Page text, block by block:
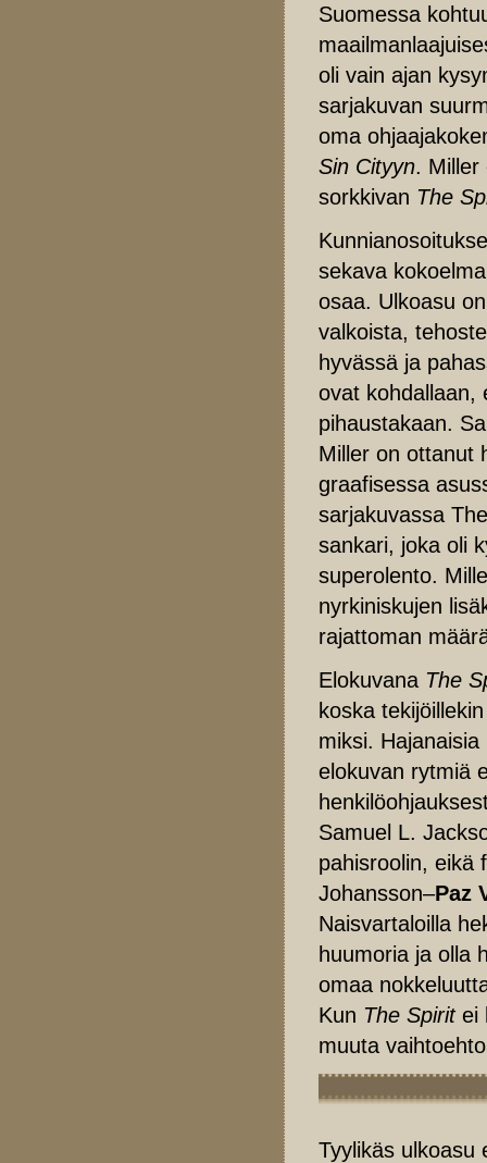
Suomessa
oli vain ajan
sarjakuvan
oma
Sin Cityyn. Miller
sorkkivan The
sekava
osaa. Ulkoasu
valkoista,
hyvässä ja
ovat kohdallaan,
pihaustakaan.
Miller on ottanut
graafisessa
sarjakuvassa
sankari, joka oli
superolento.
nyrkiniskujen
rajattoman
Elokuvana The
koska
miksi.
elokuvan rytmiä
Samuel L.
pahisroolin, eikä
Johansson–Paz
Naisvartaloilla
huumoria ja olla
omaa
Kun The Spiritei
muuta
Tyylikäs ulkoasu